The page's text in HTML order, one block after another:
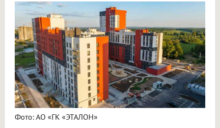
Фото: АО «ГК «ЭТАЛОН»